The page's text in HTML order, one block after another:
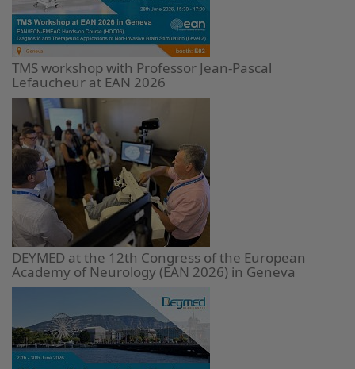
TMS workshop with Professor Jean-Pascal
Lefaucheur at EAN 2026
DEYMED at the 12th Congress of the European
Academy of Neurology (EAN 2026) in Geneva